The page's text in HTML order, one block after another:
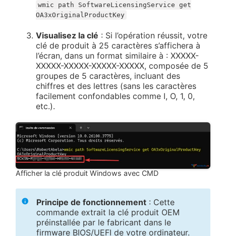
wmic path SoftwareLicensingService get
OA3xOriginalProductKey
Visualisez la clé : Si l’opération réussit, votre
clé de produit à 25 caractères s’affichera à
l’écran, dans un format similaire à : XXXXX-
XXXXX-XXXXX-XXXXX-XXXXX, composée de 5
groupes de 5 caractères, incluant des
chiffres et des lettres (sans les caractères
facilement confondables comme I, O, 1, 0,
etc.).
Afficher la clé produit Windows avec CMD
Principe de fonctionnement : Cette
commande extrait la clé produit OEM
préinstallée par le fabricant dans le
firmware BIOS/UEFI de votre ordinateur.